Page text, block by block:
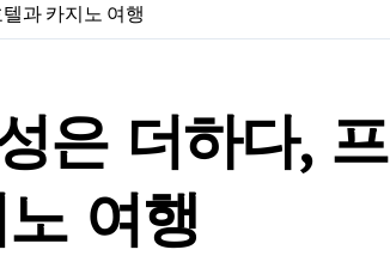
에이지
과 카지노 여행
은 더하다, 프
여행